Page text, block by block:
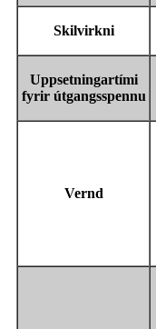
Skilvirkni
Uppsetningartími
fyrir útgangsspennu
Vernd